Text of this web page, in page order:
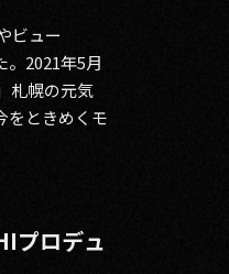
ビュー
2021年5月
札幌の元気
をときめくモ
プロデュ